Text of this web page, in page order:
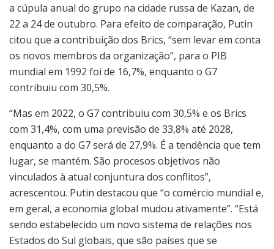
a cúpula anual do grupo na cidade russa de Kazan, de
22 a 24 de outubro. Para efeito de comparação, Putin
citou que a contribuição dos Brics, “sem levar em conta
os novos membros da organização”, para o PIB
mundial em 1992 foi de 16,7%, enquanto o G7
contribuiu com 30,5%.
“Mas em 2022, o G7 contribuiu com 30,5% e os Brics
com 31,4%, com uma previsão de 33,8% até 2028,
enquanto a do G7 será de 27,9%. É a tendência que tem
lugar, se mantém. São procesos objetivos não
vinculados à atual conjuntura dos conflitos”,
acrescentou. Putin destacou que “o comércio mundial e,
em geral, a economia global mudou ativamente”. “Está
sendo estabelecido um novo sistema de relações nos
Estados do Sul globais, que são países que se